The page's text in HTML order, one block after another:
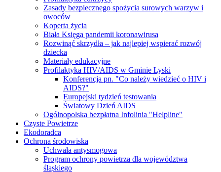
Zasady bezpiecznego spożycia surowych warzyw i
owoców
Koperta życia
Biała Księga pandemii koronawirusa
Rozwinąć skrzydła – jak najlepiej wspierać rozwój
dziecka
Materiały edukacyjne
Profilaktyka HIV/AIDS w Gminie Lyski
Konferencja pn. "Co należy wiedzieć o HIV i
AIDS?"
Europejski tydzień testowania
Światowy Dzień AIDS
Ogólnopolska bezpłatna Infolinia "Helpline"
Czyste Powietrze
Ekodoradca
Ochrona środowiska
Uchwała antysmogowa
Program ochrony powietrza dla województwa
śląskiego